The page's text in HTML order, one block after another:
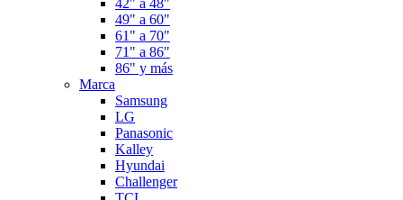
49" a 60"
61" a 70"
71" a 86"
86" y más
Marca
Samsung
LG
Panasonic
Kalley
Hyundai
Challenger